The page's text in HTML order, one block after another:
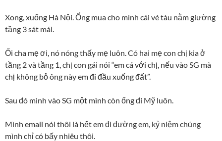
Xong, xuống Hà Nội. Ổng mua cho mình cái vé tàu nằm giường
tầng 3 sát mái.
Ối cha mẹ ơi, nó nóng thấy mẹ luôn. Có hai mẹ con chị kia ở
tầng 2 và tầng 1, chị con gái nói “em cá với chị, nếu vào SG mà
chị không bỏ ông này em đi đầu xuống đất”.
Sau đó mình vào SG một mình còn ổng đi Mỹ luôn.
Mình email nói thôi là hết em đi đường em, kỷ niệm chúng
mình chỉ có bấy nhiêu thôi.